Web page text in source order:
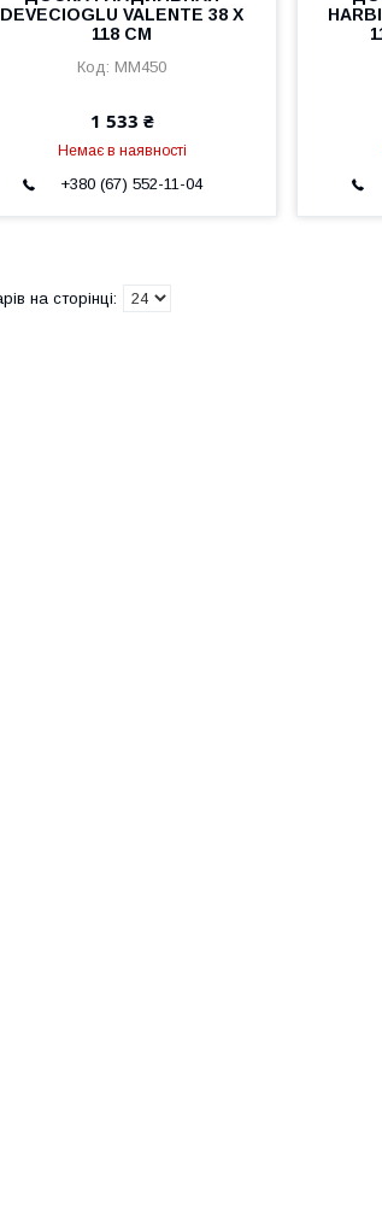
DEVECIOGLU VALENTE 38 Х
118 СМ
MM450
1 533 ₴
Немає в наявності
+380 (67) 552-11-04